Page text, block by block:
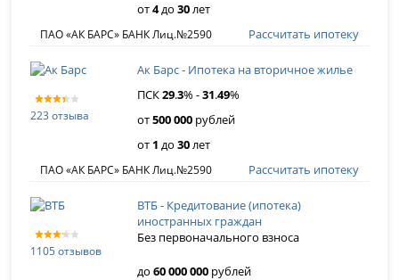
от4до30лет
ПАО «АК БАРС» БАНК Лиц.№2590 Рассчитать ипотеку
223 отзыва
Ак Барс - Ипотека на вторичное жилье
ПСК29.3% -31.49%
от500 000 рублей
от 1 до30лет
ПАО «АК БАРС» БАНК Лиц.№2590 Рассчитать ипотеку
1105 отзывов
ВТБ - Кредитование (ипотека)
иностранных граждан
Без первоначального взноса
до60 000 000 рублей